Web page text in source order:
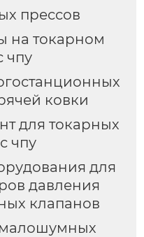
прессов
на токарном
чпу
ковки
для токарных
чпу
для
давления
клапанов